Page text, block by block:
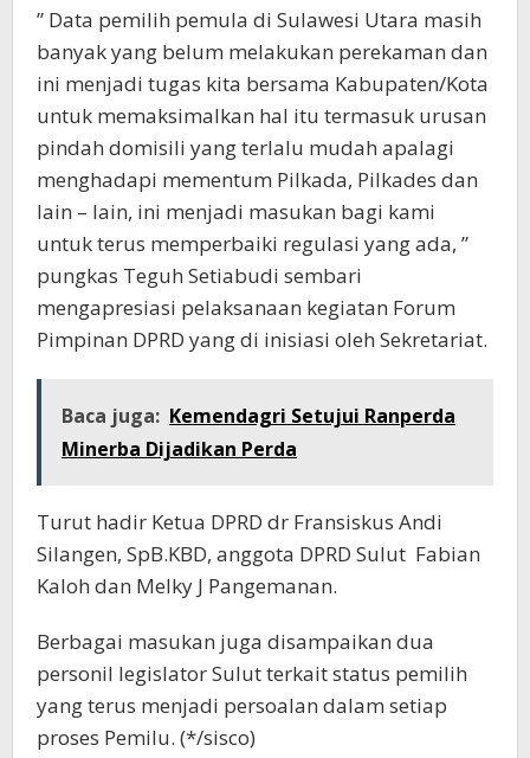
” Data pemilih pemula di Sulawesi Utara masih
banyak yang belum melakukan perekaman dan
ini menjadi tugas kita bersama Kabupaten/Kota
untuk memaksimalkan hal itu termasuk urusan
pindah domisili yang terlalu mudah apalagi
menghadapi mementum Pilkada, Pilkades dan
lain – lain, ini menjadi masukan bagi kami
untuk terus memperbaiki regulasi yang ada, ”
pungkas Teguh Setiabudi sembari
mengapresiasi pelaksanaan kegiatan Forum
Pimpinan DPRD yang di inisiasi oleh Sekretariat.
Baca juga: Kemendagri Setujui Ranperda
Minerba Dijadikan Perda
Turut hadir Ketua DPRD dr Fransiskus Andi
Silangen, SpB.KBD, anggota DPRD Sulut Fabian
Kaloh dan Melky J Pangemanan.
Berbagai masukan juga disampaikan dua
personil legislator Sulut terkait status pemilih
yang terus menjadi persoalan dalam setiap
proses Pemilu. (*/sisco)